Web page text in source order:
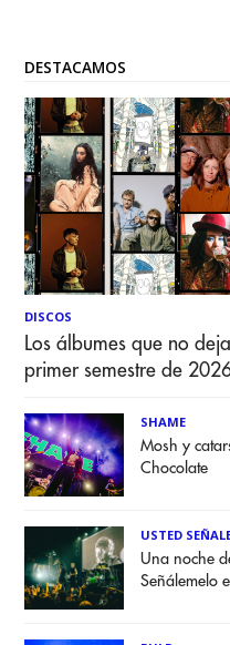
DESTACAMOS
DISCOS
Los álbumes que no
primer semestre de
SHAME
Mosh y
Chocolate
USTED
Una noche
Señálemelo